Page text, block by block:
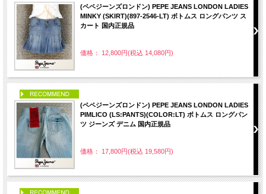
(ペペジーンズロンドン) PEPE JEANS LONDON LADIES
MINKY (SKIRT)(897-2546-LT) ボトムス ロングパンツ ス
カート 国内正規品
価格： 12,800円(税込 14,080円)
(ペペジーンズロンドン) PEPE JEANS LONDON LADIES
PIMLICO (LS:PANTS)(COLOR:LT) ボトムス ロングパン
ツ ジーンズ デニム 国内正規品
価格： 17,800円(税込 19,580円)